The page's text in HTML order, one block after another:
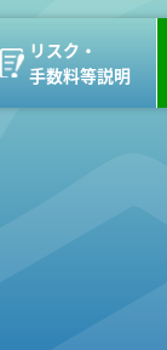
リスク・
手数料等説明